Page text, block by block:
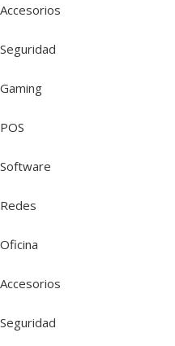
Accesorios
Seguridad
Gaming
POS
Software
Redes
Oficina
Accesorios
Seguridad